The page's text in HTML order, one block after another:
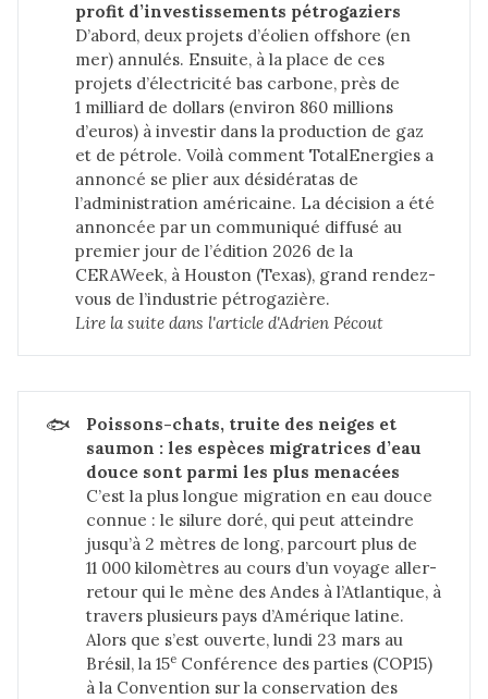
profit d’investissements pétrogaziers
D’abord, deux projets d’éolien offshore (en
mer) annulés. Ensuite, à la place de ces
projets d’électricité bas carbone, près de
1 milliard de dollars (environ 860 millions
d’euros) à investir dans la production de gaz
et de pétrole. Voilà comment TotalEnergies a
annoncé se plier aux désidératas de
l’administration américaine. La décision a été
annoncée par un communiqué diffusé au
premier jour de l’édition 2026 de la
CERAWeek, à Houston (Texas), grand rendez-
vous de l’industrie pétrogazière.
Lire la suite dans l'article d'Adrien Pécout
🐟
Poissons-chats, truite des neiges et
saumon : les espèces migratrices d’eau
douce sont parmi les plus menacées
C’est la plus longue migration en eau douce
connue : le silure doré, qui peut atteindre
jusqu’à 2 mètres de long, parcourt plus de
11 000 kilomètres au cours d’un voyage aller-
retour qui le mène des Andes à l’Atlantique, à
travers plusieurs pays d’Amérique latine.
Alors que s’est ouverte, lundi 23 mars au
Brésil, la 15e Conférence des parties (COP15)
à la Convention sur la conservation des